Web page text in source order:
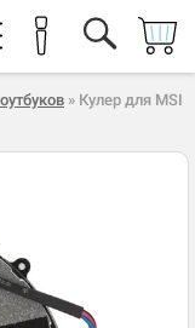
» Кулер для MSI